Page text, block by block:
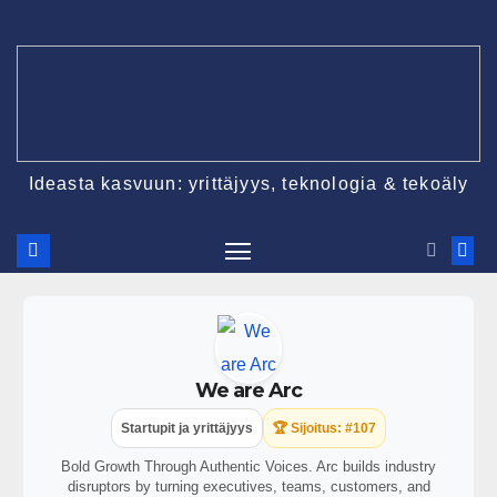
Ideasta kasvuun: yrittäjyys, teknologia & tekoäly
We are Arc
Startupit ja yrittäjyys 🏆 Sijoitus: #107
Bold Growth Through Authentic Voices. Arc builds industry
disruptors by turning executives, teams, customers, and